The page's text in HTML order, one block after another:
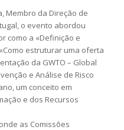
Membro da Direção de
o evento abordou
como a «Definição e
estruturar uma oferta
da GWTO – Global
e Análise de Risco
um conceito em
e dos Recursos
as Comissões